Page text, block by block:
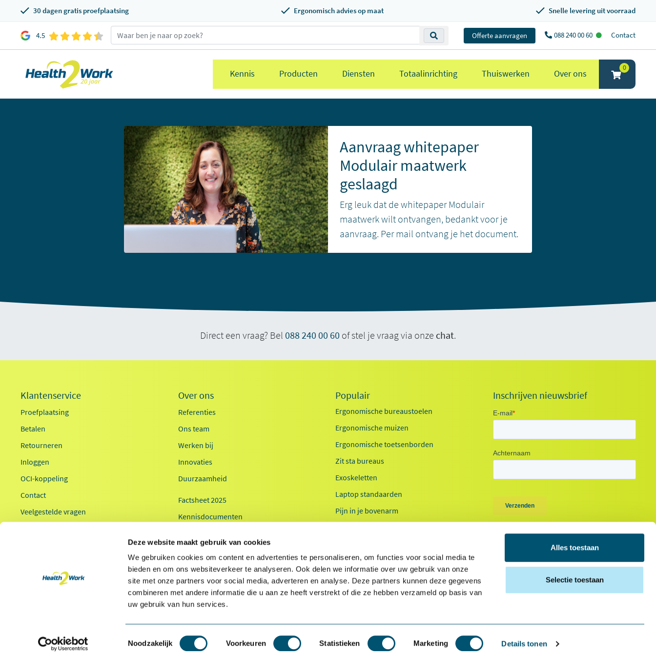
Deze website maakt gebruik van cookies
We gebruiken cookies om content en advertenties te personaliseren, om functies voor social media te
bieden en om ons websiteverkeer te analyseren. Ook delen we informatie over uw gebruik van onze
site met onze partners voor social media, adverteren en analyse. Deze partners kunnen deze gegevens
combineren met andere informatie die u aan ze heeft verstrekt of die ze hebben verzameld op basis van
uw gebruik van hun services.
Toestemmingsselectie
Noodzakelijk Voorkeuren Statistieken Marketing Details tonen
Alles toestaan
Selectie toestaan
30 dagen gratis proefplaatsing Ergonomisch advies op maat Snelle levering uit voorraad
4.5 Offerte aanvragen 088 240 00 60 Contact
Kennis Producten Diensten Totaalinrichting Thuiswerken Over ons
0
Aanvraag whitepaper
Modulair maatwerk
geslaagd
Erg leuk dat de whitepaper Modulair
maatwerk wilt ontvangen, bedankt voor je
aanvraag. Per mail ontvang je het document.
Direct een vraag? Bel 088 240 00 60 of stel je vraag via onze chat.
Klantenservice
Proefplaatsing
Betalen
Retourneren
Inloggen
OCI-koppeling
Contact
Veelgestelde vragen
* Van toepassing op hoofdvestiging Health2Work B.V.
Over ons
Referenties
Ons team
Werken bij
Innovaties
Duurzaamheid
Factsheet 2025
Kennisdocumenten
Populair
Ergonomische bureaustoelen
Ergonomische muizen
Ergonomische toetsenborden
Zit sta bureaus
Exoskeletten
Laptop standaarden
Pijn in je bovenarm
Werkplekanalyse zorg
Inschrijven nieuwsbrief